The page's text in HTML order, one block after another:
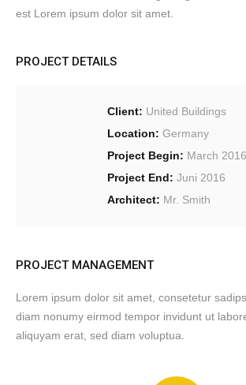
est Lorem ipsum dolor sit amet.
PROJECT DETAILS
Client: United Buildings
Location: Germany
Project Begin: March 2016
Project End: Juni 2016
Architect: Mr. Smith
PROJECT MANAGEMENT
Lorem ipsum dolor sit amet, consetetur
diam nonumy eirmod tempor invidunt ut
aliquyam erat, sed diam voluptua.